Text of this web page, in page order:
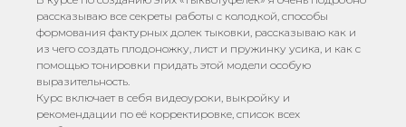
рассказываю все секреты работы с колодкой, способы
формования фактурных долек тыковки, рассказываю как и
из чего создать плодоножку, лист и пружинку усика, и как с
помощью тонировки придать этой модели особую
выразительность.
Курс включает в себя видеоуроки, выкройку и
рекомендации по её корректировке, список всех